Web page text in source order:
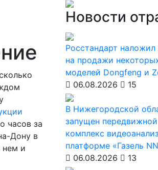
часов за
Дону в
нем и
Новости
Росстандарт наложил
на продажи
моделей Dongfeng и
06.08.2026
15
В Нижегородской
запущен передвижной
комплекс
платформе «Газель
06.08.2026
13